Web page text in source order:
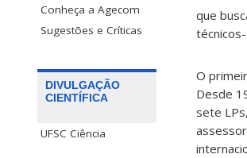
Conheça a Agecom
Sugestões e Críticas
DIVULGAÇÃO
CIENTÍFICA
UFSC Ciência
que
O
Desde
sete